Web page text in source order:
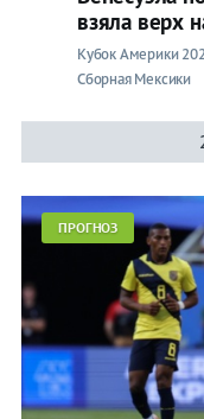
взяла верх
Кубок Америки
Сборная Мексики
ПРОГНОЗ